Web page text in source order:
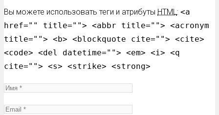
Вы можете использовать теги и атрибуты HTML : <a
href="" title=""> <abbr title=""> <acronym
title=""> <b> <blockquote cite=""> <cite>
<code> <del datetime=""> <em> <i> <q
cite=""> <s> <strike> <strong>